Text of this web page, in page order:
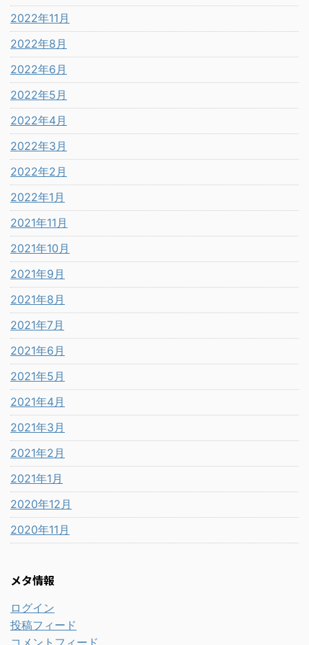
2022年11月
2022年8月
2022年6月
2022年5月
2022年4月
2022年3月
2022年2月
2022年1月
2021年11月
2021年10月
2021年9月
2021年8月
2021年7月
2021年6月
2021年5月
2021年4月
2021年3月
2021年2月
2021年1月
2020年12月
2020年11月
メタ情報
ログイン
投稿フィード
コメントフィード